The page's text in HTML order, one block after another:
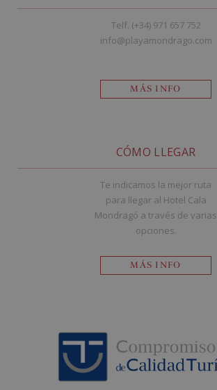
Telf. (+34) 971 657 752
info@playamondrago.com
MÁS INFO
CÓMO LLEGAR
Te indicamos la mejor ruta
para llegar al Hotel Cala
Mondragó a través de varias
opciones.
MÁS INFO